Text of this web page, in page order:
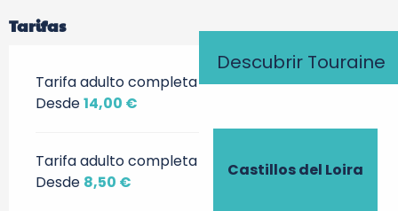
Descubrir Touraine
Castillos del Loira
Tarifas
Tarifa adulto completa
Desde14,00 €
Tarifa adulto completa
Desde 8,50 €